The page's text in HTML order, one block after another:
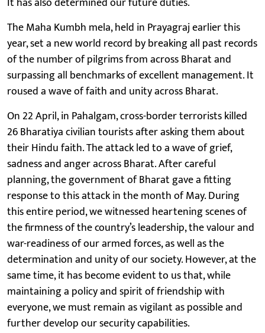
The Maha Kumbh mela, held in Prayagraj earlier this
year, set a new world record by breaking all past records
of the number of pilgrims from across Bharat and
surpassing all benchmarks of excellent management. It
roused a wave of faith and unity across Bharat.
On 22 April, in Pahalgam, cross-border terrorists killed
26 Bharatiya civilian tourists after asking them about
their Hindu faith. The attack led to a wave of grief,
sadness and anger across Bharat. After careful
planning, the government of Bharat gave a fitting
response to this attack in the month of May. During
this entire period, we witnessed heartening scenes of
the firmness of the country’s leadership, the valour and
war-readiness of our armed forces, as well as the
determination and unity of our society. However, at the
same time, it has become evident to us that, while
maintaining a policy and spirit of friendship with
everyone, we must remain as vigilant as possible and
further develop our security capabilities.